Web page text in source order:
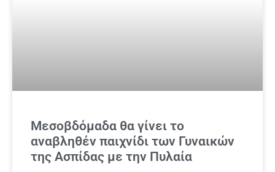
Μεσοβδόμαδα θα γίνει το
αναβληθέν παιχνίδι των Γυναικών
της Ασπίδας με την Πυλαία